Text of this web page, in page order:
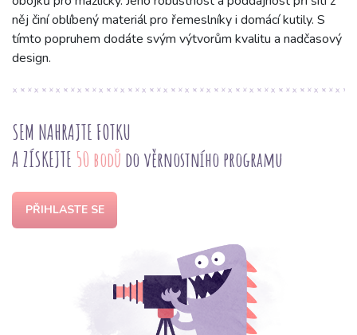
něj činí oblíbený materiál pro řemeslníky i domácí kutily. S
tímto popruhem dodáte svým výtvorům kvalitu a nadčasový
design.
SEM NAHRAJTE FOTKU
A ZÍSKEJTE 50 bodů do věrnostního programu
PŘIHLASTE SE